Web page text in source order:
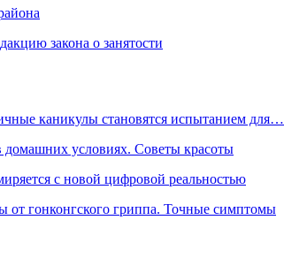
закона о занятости
каникулы становятся испытанием для…
условиях. Советы красоты
с новой цифровой реальностью
от гонконгского гриппа. Точные симптомы